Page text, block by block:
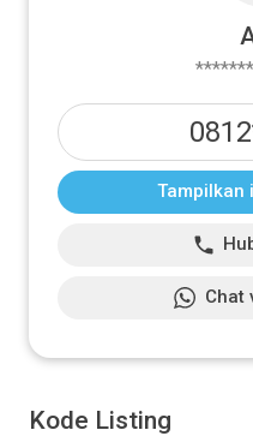
Kode Listing
Tampilkan
Chat